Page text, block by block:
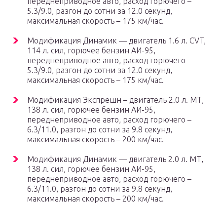
5.3/9.0, разгон до сотни за 12.0 секунд,
максимальная скорость – 175 км/час.
Модификация Динамик — двигатель 1.6 л. CVT,
114 л. сил, горючее бензин АИ-95,
переднеприводное авто, расход горючего –
5.3/9.0, разгон до сотни за 12.0 секунд,
максимальная скорость – 175 км/час.
Модификация Экспрешн – двигатель 2.0 л. МТ,
138 л. сил, горючее бензин АИ-95,
переднеприводное авто, расход горючего –
6.3/11.0, разгон до сотни за 9.8 секунд,
максимальная скорость – 200 км/час.
Модификация Динамик — двигатель 2.0 л. МТ,
138 л. сил, горючее бензин АИ-95,
переднеприводное авто, расход горючего –
6.3/11.0, разгон до сотни за 9.8 секунд,
максимальная скорость – 200 км/час.